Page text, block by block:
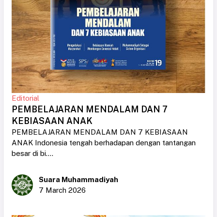
Editorial
PEMBELAJARAN MENDALAM DAN 7
KEBIASAAN ANAK
PEMBELAJARAN MENDALAM DAN 7 KEBIASAAN
ANAK Indonesia tengah berhadapan dengan tantangan
besar di bi....
Suara Muhammadiyah
7 March 2026